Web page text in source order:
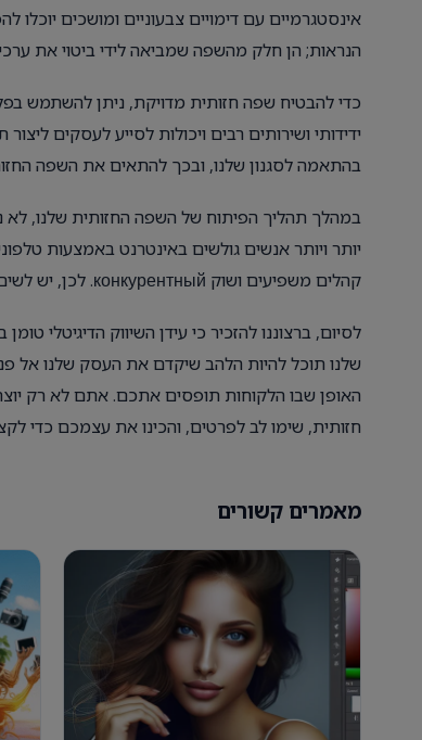
אינסטגרמיים עם דימויים צבעוניים ומושכים
הנראות; הן חלק מהשפה שמביאה לידי ביטוי את
ידידותי ושירותים רבים ויכולות לסייע לעסקים
בהתאמה לסגנון שלנו, ובכך להתאים את השפה
במהלך תהליך הפיתוח של השפה החזותית שלנו, לא
יותר ויותר אנשים גולשים באינטרנט באמצעות
קהלים משפיעים ושוק конкурентный. לכן, יש לשים לב שהעיצובים שלנו פועלים על כל המסכים ושהתוכן להוט להיות נגיש לכולם.
לסיום, ברצוננו להזכיר כי עידן השיווק הדיגיטלי
שלנו תוכל להיות הלהב שיקדם את העסק שלנו אל
האופן שבו הלקוחות תופסים אתכם. אתם לא רק
חזותית, שימו לב לפרטים, והכינו את עצמכם כדי
מאמרים קשורים